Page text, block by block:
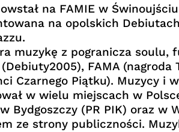
na FAMIE w
na opolskich
muzykę z pogranicza
FAMA
Czarnego Piątku). Muzycy i
w wielu miejscach w
Bydgoszczy (PR PIK) oraz w
ze strony publiczności.